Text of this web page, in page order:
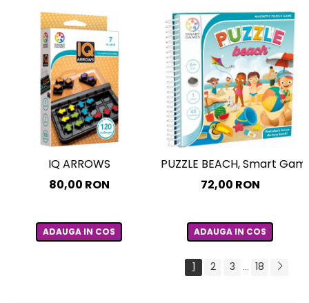
IQ ARROWS
80,00 RON
ADAUGA IN COS
PUZZLE BEACH, Smart
72,00 RON
ADAUGA IN COS
1 2 3 ... 18